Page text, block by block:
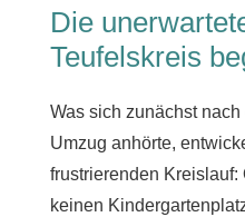
Die
Teufelskreis
Was sich zunächst
Umzug anhörte,
frustrierenden Kreislauf:
keinen